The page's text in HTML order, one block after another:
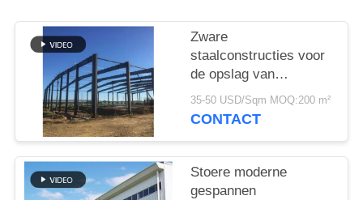
PRIVACY
POLICY
Zware
staalconstructies voor
de opslag van
cementfabrieken
35-50 USD/Sqm MOQ:200 m²
CONTACT
Stoere moderne
gespannen